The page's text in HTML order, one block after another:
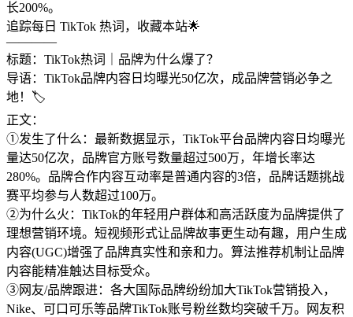
长200%。
追踪每日 TikTok 热词，收藏本站🌟
————
标题：TikTok热词｜品牌为什么爆了？
导语：TikTok品牌内容日均曝光50亿次，成品牌营销必争之
地！🏷️
正文：
①发生了什么：最新数据显示，TikTok平台品牌内容日均曝光
量达50亿次，品牌官方账号数量超过500万，年增长率达
280%。品牌合作内容互动率是普通内容的3倍，品牌话题挑战
赛平均参与人数超过100万。
②为什么火：TikTok的年轻用户群体和高活跃度为品牌提供了
理想营销环境。短视频形式让品牌故事更生动有趣，用户生成
内容(UGC)增强了品牌真实性和亲和力。算法推荐机制让品牌
内容能精准触达目标受众。
③网友/品牌跟进：各大国际品牌纷纷加大TikTok营销投入，
Nike、可口可乐等品牌TikTok账号粉丝数均突破千万。网友积